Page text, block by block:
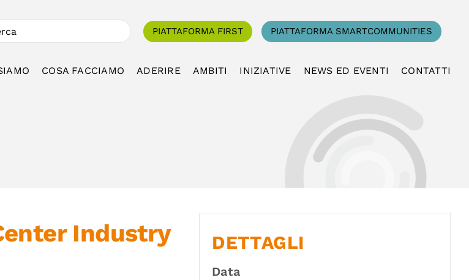
PIATTAFORMA FIRST PIATTAFORMA SMARTCOMMUNITIES
COSA FACCIAMO ADERIRE AMBITI INIZIATIVE NEWS ED EVENTI CONTATTI
Industry
DETTAGLI
Data